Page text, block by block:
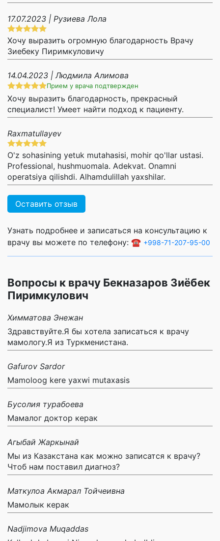
17.07.2023 | Рузиева Лола
Хочу выразить огромную благодарность Врачу
Зиебеку Пиримкуловичу
14.04.2023 | Людмила Алимова
Прием у врача подтвержден
Хочу выразить благодарность, прекрасный
специалист! Умеет найти подход к пациенту.
Raxmatullayev
O'z sohasining yetuk mutahasisi, mohir qo'llar ustasi.
Professional, hushmuomala. Adekvat. Onamni
operatsiya qilishdi. Alhamdulillah yaxshilar.
Оставить отзыв
Узнать подробнее и записаться на консультацию к
врачу вы можете по телефону: ☎️ +998-71-207-95-00
Вопросы к врачу Бекназаров Зиёбек
Пиримкулович
Химматова Энежан
Здравствуйте.Я бы хотела записаться к врачу
мамологу.Я из Туркменистана.
Gafurov Sardor
Mamoloog kere yaxwi mutaxasis
Бусолия турабоева
Мамалог доктор керак
Агыбай Жаркынай
Мы из Казакстана как можно записатся к врачу?
Чтоб нам поставил диагноз?
Маткулоа Акмарал Тойчеивна
Мамолык керак
Nadjimova Muqaddas